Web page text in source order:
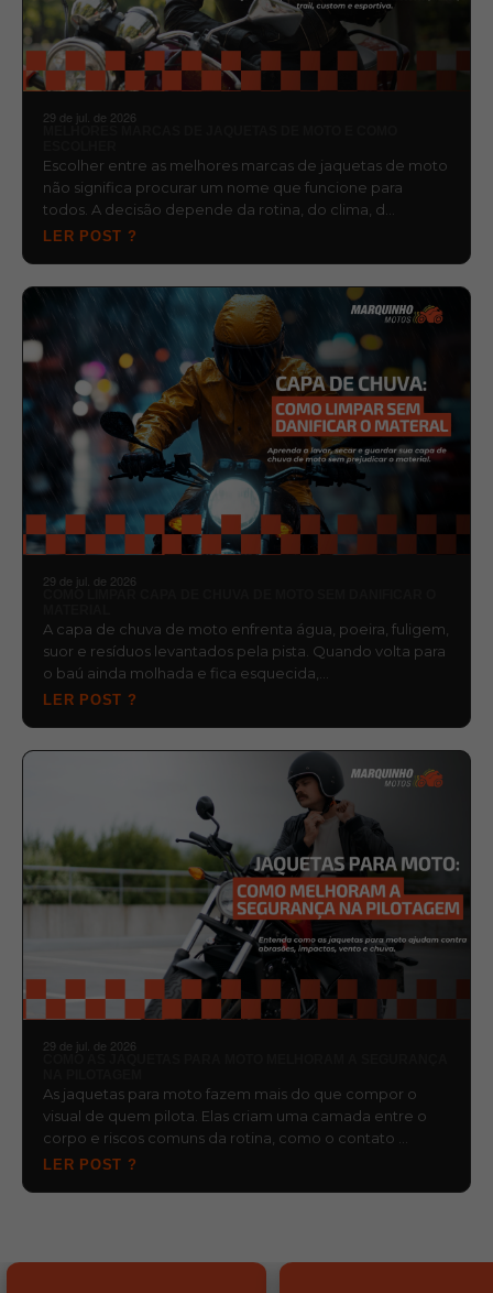
29 de jul. de 2026
Escolher entre as melhores marcas de jaquetas de moto
não significa procurar um nome que funcione para
todos. A decisão depende da rotina, do clima, d…
LER POST ?
29 de jul. de 2026
A capa de chuva de moto enfrenta água, poeira, fuligem,
suor e resíduos levantados pela pista. Quando volta para
o baú ainda molhada e fica esquecida,…
LER POST ?
29 de jul. de 2026
As jaquetas para moto fazem mais do que compor o
visual de quem pilota. Elas criam uma camada entre o
corpo e riscos comuns da rotina, como o contato …
LER POST ?